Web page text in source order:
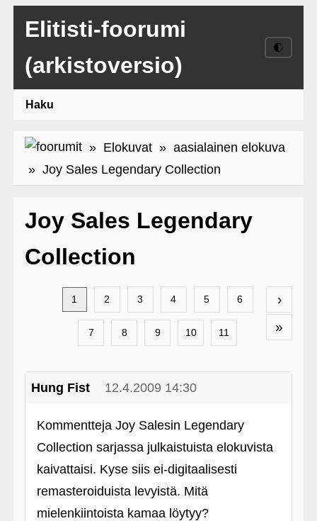
Elitisti-foorumi
(arkistoversio)
🌓
Haku
» Elokuvat» aasialainen elokuva
» Joy Sales Legendary Collection
Joy Sales Legendary
Collection
›
»
1 2 3 4 5 6
7 8 9 10 11
Hung Fist 12.4.2009 14:30
Kommentteja Joy Salesin Legendary
Collection sarjassa julkaistuista elokuvista
kaivattaisi. Kyse siis ei-digitaalisesti
remasteroiduista levyistä. Mitä
mielenkiintoista kamaa löytyy?